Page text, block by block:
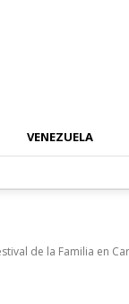
VENEZUELA
de la Familia en